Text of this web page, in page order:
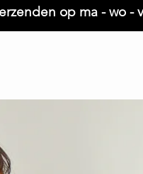
op ma - wo -